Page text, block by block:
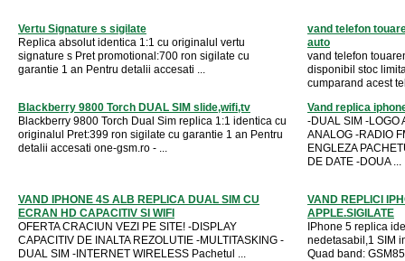
Vertu Signature s sigilate
Replica absolut identica 1:1 cu originalul vertu
signature s Pret promotional:700 ron sigilate cu
garantie 1 an Pentru detalii accesati ...
vand telefon
auto
vand telefon
disponibil stoc
cumparand acest
Blackberry 9800 Torch DUAL SIM slide,wifi,tv
Blackberry 9800 Torch Dual Sim replica 1:1 identica cu
originalul Pret:399 ron sigilate cu garantie 1 an Pentru
detalii accesati one-gsm.ro - ...
Vand replica
-DUAL SIM -LOGO
ANALOG -RADIO
ENGLEZA
DE DATE -DOUA ...
VAND IPHONE 4S ALB REPLICA DUAL SIM CU
ECRAN HD CAPACITIV SI WIFI
OFERTA CRACIUN VEZI PE SITE! -DISPLAY
CAPACITIV DE INALTA REZOLUTIE -MULTITASKING -
DUAL SIM -INTERNET WIRELESS Pachetul ...
VAND REPLICI
APPLE.SIGILATE
IPhone 5 replica
nedetasabil,1 SIM
Quad band: